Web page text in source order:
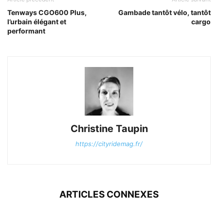
Tenways CGO600 Plus,
l’urbain élégant et
performant
Gambade tantôt vélo, tantôt
cargo
Christine Taupin
https://cityridemag.fr/
ARTICLES CONNEXES